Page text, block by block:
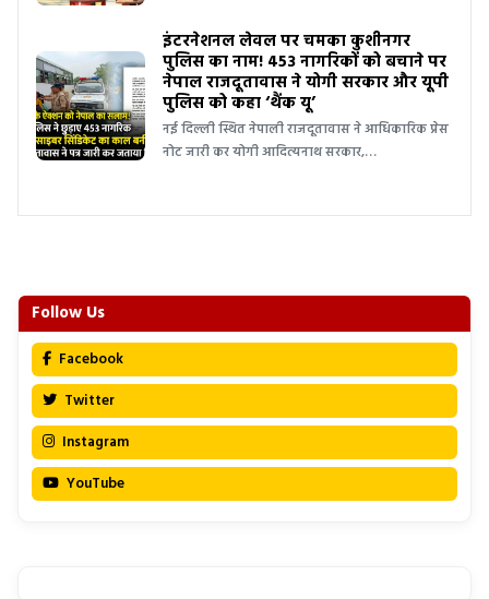
इंटरनेशनल लेवल पर चमका कुशीनगर
पुलिस का नाम! 453 नागरिकों को बचाने पर
नेपाल राजदूतावास ने योगी सरकार और यूपी
पुलिस को कहा ‘थैंक यू’
नई दिल्ली स्थित नेपाली राजदूतावास ने आधिकारिक प्रेस
नोट जारी कर योगी आदित्यनाथ सरकार,…
Follow Us
Facebook
Twitter
Instagram
YouTube